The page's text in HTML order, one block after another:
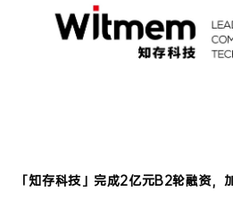
「知存科技」完成2亿元B2轮融资，